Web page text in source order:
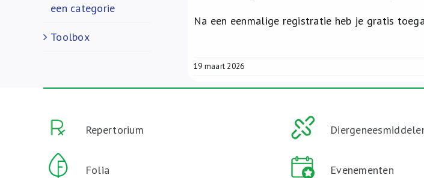
Na een eenmalige registratie heb je gratis
19 maart 2026
een categorie
Toolbox
Repertorium
Folia Evenementen